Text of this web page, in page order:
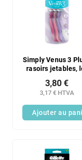
Simply Venus 3
rasoirs jetables,
3,17 € HTVA
3,80 €
Ajouter au